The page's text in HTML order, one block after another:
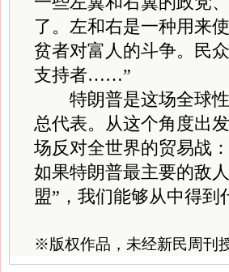
了。左和右是一种用来
贫者对富人的斗争。民
支持者……”
特朗普是这场全球性
总代表。从这个角度出
场反对全世界的贸易战
如果特朗普最主要的敌
盟”，我们能够从中得到
※版权作品，未经新民周刊